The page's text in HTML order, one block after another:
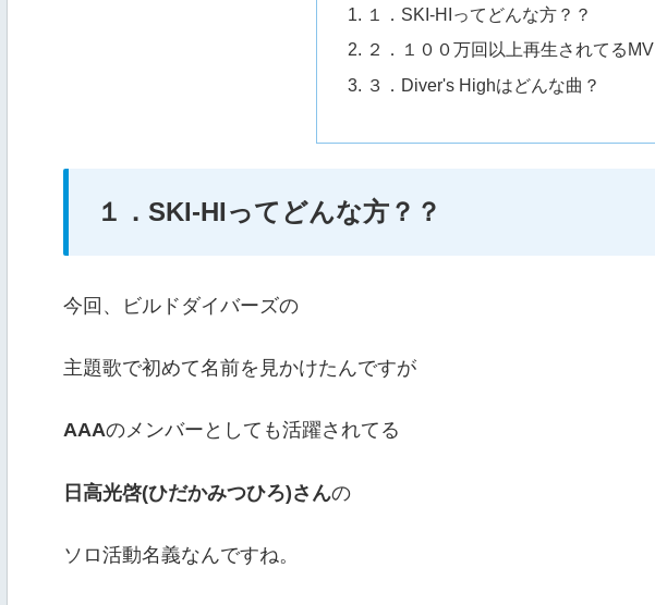
１．SKI-HIってどんな方？？
２．１００万回以上再生されてるMV
３．Diver's Highはどんな曲？
１．SKI-HIってどんな方？？
今回、ビルドダイバーズの
主題歌で初めて名前を見かけたんですが
AAAのメンバーとしても活躍されてる
日高光啓(ひだかみつひろ)さんの
ソロ活動名義なんですね。